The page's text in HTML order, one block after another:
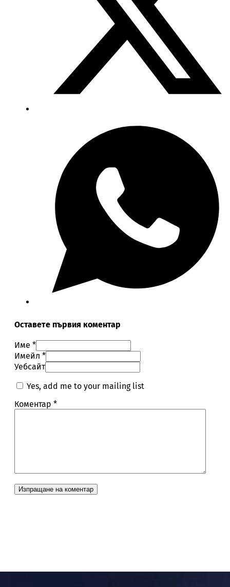
Оставете първия коментар
Име *
Имейл *
Уебсайт
Yes, add me to your mailing list
Коментар *